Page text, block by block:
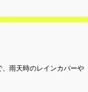
雨天時のレインカバーや